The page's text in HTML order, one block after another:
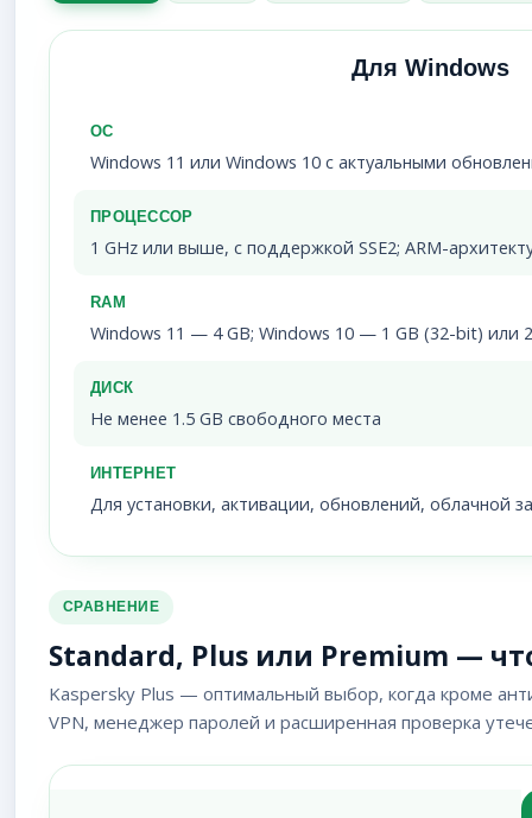
Для Windows
ОС
Windows 11 или Windows 10 с актуальными
ПРОЦЕССОР
1 GHz или выше, с поддержкой SSE2; ARM-
RAM
Windows 11 — 4 GB; Windows 10 — 1 GB (32-bit) или
ДИСК
Не менее 1.5 GB свободного места
ИНТЕРНЕТ
Для установки, активации, обновлений, облачной
СРАВНЕНИЕ
Standard, Plus или Premium —
Kaspersky Plus — оптимальный выбор, когда кроме
VPN, менеджер паролей и расширенная проверка